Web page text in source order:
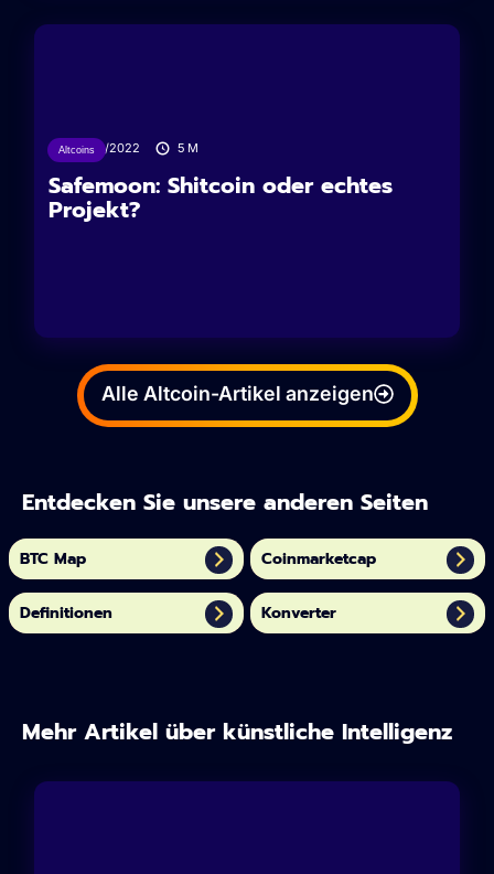
Altcoins
15/09/2022 5 M
Safemoon: Shitcoin oder echtes
Projekt?
Alle Altcoin-Artikel anzeigen
Entdecken Sie unsere anderen Seiten
BTC Map Coinmarketcap
Definitionen Konverter
Mehr Artikel über künstliche Intelligenz